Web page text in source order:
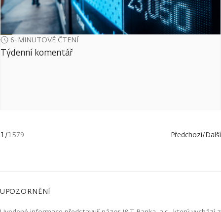
6-MINUTOVÉ ČTENÍ
Týdenní komentář
1/1579 Předchozí/Další
UPOZORNĚNÍ